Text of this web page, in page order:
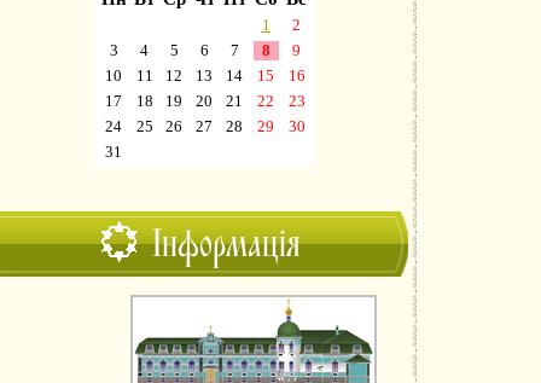
Інформація